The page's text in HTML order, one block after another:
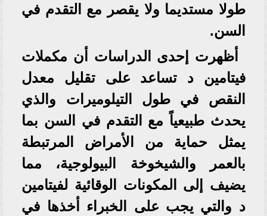
طولا مستديما ولا يقصر مع التقدم في
السن.
أظهرت إحدى الدراسات أن مكملات
فيتامين د تساعد على تقليل معدل
النقص في طول التيلوميرات والذي
يحدث طبيعياً مع التقدم في السن بما
يمثل حماية من الأمراض المرتبطة
بالعمر والشيخوخة البيولوجية، مما
يضيف إلى المكونات الوقائية لفيتامين
د والتي يجب على الخبراء أخذها في